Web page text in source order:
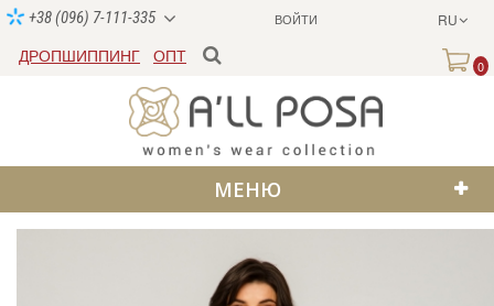
ВОЙТИ RU
+38 (096) 7-111-335
ДРОПШИППИНГ ОПТ
0
МЕНЮ